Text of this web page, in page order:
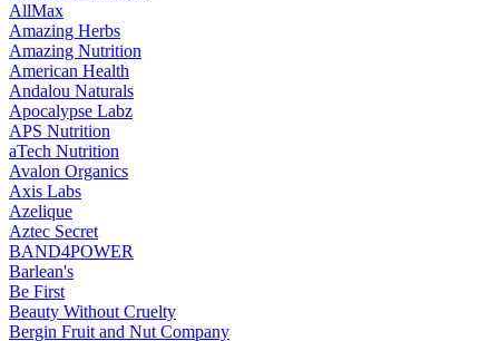
AllMax
Amazing Herbs
Amazing Nutrition
American Health
Andalou Naturals
Apocalypse Labz
APS Nutrition
aTech Nutrition
Avalon Organics
Axis Labs
Azelique
Aztec Secret
BAND4POWER
Barlean's
Be First
Beauty Without Cruelty
Bergin Fruit and Nut Company